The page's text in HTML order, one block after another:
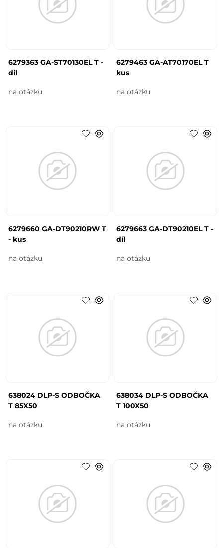
6279363 GA-ST70130EL T -
díl
na otázku
6279463 GA-AT70170EL T
kus
na otázku
6279660 GA-DT90210RW T
- kus
na otázku
6279663 GA-DT90210EL T -
díl
na otázku
638024 DLP-S ODBOČKA
T 85X50
na otázku
638034 DLP-S ODBOČKA
T 100X50
na otázku